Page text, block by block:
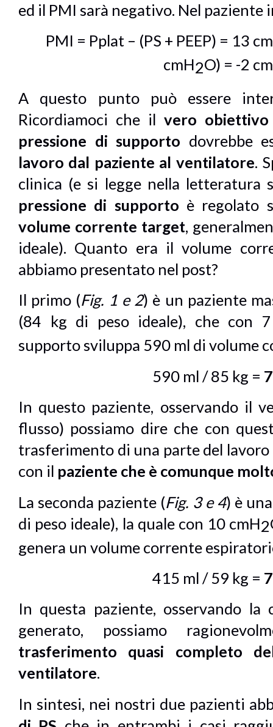
ed il PMI sarà negativo. Nel paziente
PMI = Pplat – (PS + PEEP) = 13
cmH2O) = -2
A questo punto può essere
Ricordiamoci che il vero obiettivo
pressione di supporto dovrebbe
lavoro dal paziente al ventilatore.
clinica (e si legge nella letteratura
pressione di supporto è regolato
volume corrente target,
ideale). Quanto era il volume
abbiamo presentato nel post?
Il primo (Fig. 1 e 2) è un paziente
(84 kg di peso ideale), che con
supporto sviluppa 590 ml di volume
590 ml / 85 kg =
In questo paziente, osservando il
flusso) possiamo dire che con
trasferimento di una parte del
con il paziente che è comunque
La seconda paziente (Fig. 3 e 4) è
di peso ideale), la quale con 10 cmH2
genera un volume corrente
415 ml / 59 kg =
In questa paziente, osservando
generato, possiamo
trasferimento quasi completo
ventilatore.
In sintesi, nei nostri due pazienti